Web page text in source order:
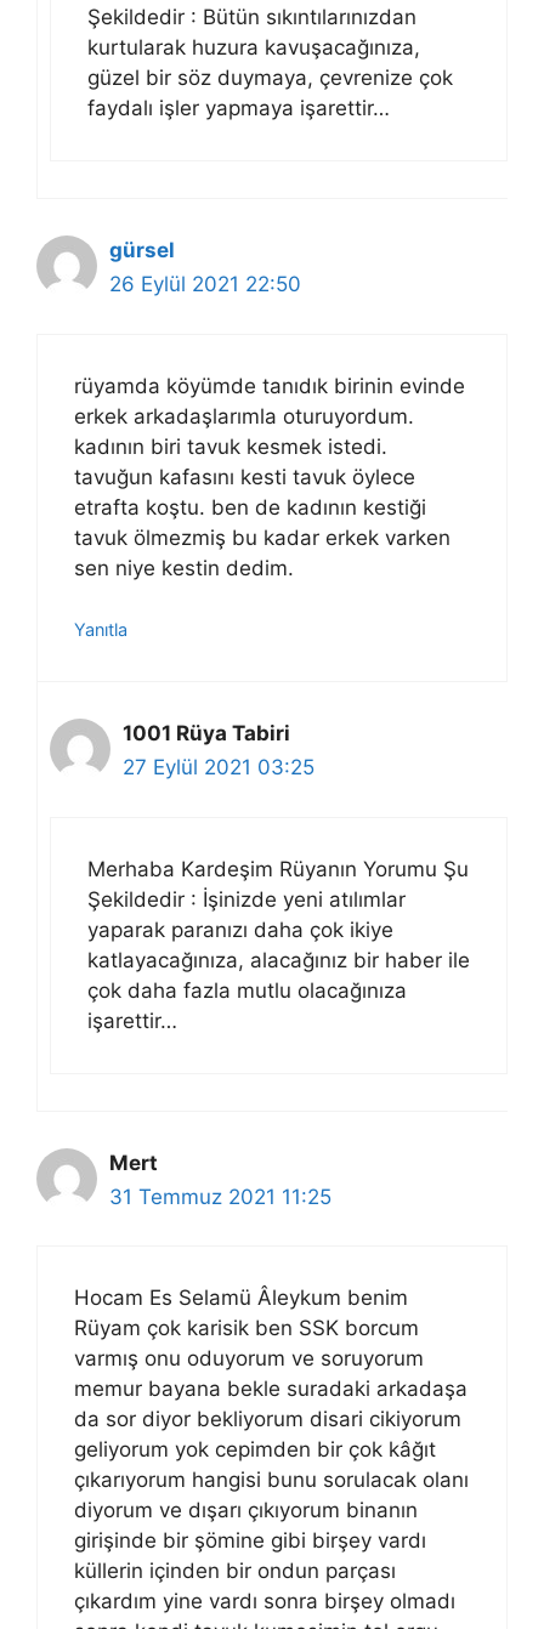
Şekildedir : Bütün sıkıntılarınızdan
kurtularak huzura kavuşacağınıza,
güzel bir söz duymaya, çevrenize çok
faydalı işler yapmaya işarettir…
gürsel
26 Eylül 2021 22:50
rüyamda köyümde tanıdık birinin evinde
erkek arkadaşlarımla oturuyordum.
kadının biri tavuk kesmek istedi.
tavuğun kafasını kesti tavuk öylece
etrafta koştu. ben de kadının kestiği
tavuk ölmezmiş bu kadar erkek varken
sen niye kestin dedim.
Yanıtla
1001 Rüya Tabiri
27 Eylül 2021 03:25
Merhaba Kardeşim Rüyanın Yorumu Şu
Şekildedir : İşinizde yeni atılımlar
yaparak paranızı daha çok ikiye
katlayacağınıza, alacağınız bir haber ile
çok daha fazla mutlu olacağınıza
işarettir…
Mert
31 Temmuz 2021 11:25
Hocam Es Selamü Âleykum benim
Rüyam çok karisik ben SSK borcum
varmış onu oduyorum ve soruyorum
memur bayana bekle suradaki arkadaşa
da sor diyor bekliyorum disari cikiyorum
geliyorum yok cepimden bir çok kâğıt
çıkarıyorum hangisi bunu sorulacak olanı
diyorum ve dışarı çıkıyorum binanın
girişinde bir şömine gibi birşey vardı
küllerin içinden bir ondun parçası
çıkardım yine vardı sonra birşey olmadı